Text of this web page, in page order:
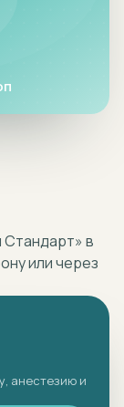
Стандарт» в
или через
анестезию и